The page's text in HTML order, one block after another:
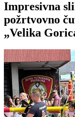
Impresivna
požrtvovno
„Velika